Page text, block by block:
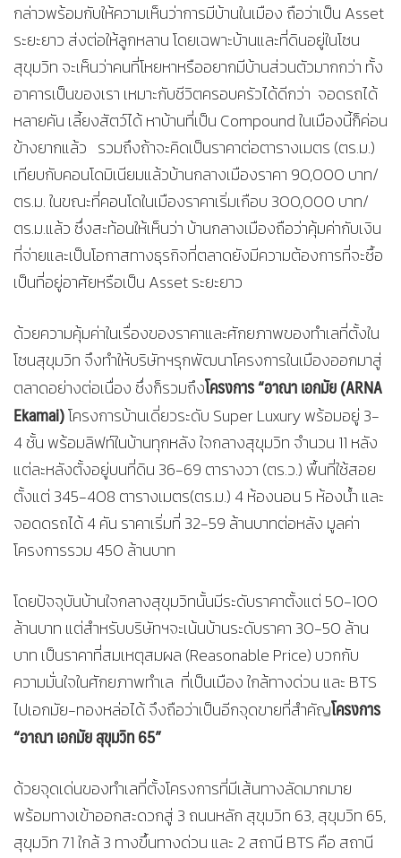
กล่าวพร้อมกับให้ความเห็นว่าการมีบ้านในเมือง ถือว่าเป็น Asset
ระยะยาว ส่งต่อให้ลูกหลาน โดยเฉพาะบ้านและที่ดินอยู่ในโซน
สุขุมวิท จะเห็นว่าคนที่โหยหาหรืออยากมีบ้านส่วนตัวมากกว่า ทั้ง
อาคารเป็นของเรา เหมาะกับชีวิตครอบครัวได้ดีกว่า จอดรถได้
หลายคัน เลี้ยงสัตว์ได้ หาบ้านที่เป็น Compound ในเมืองนี้ก็ค่อน
ข้างยากแล้ว รวมถึงถ้าจะคิดเป็นราคาต่อตารางเมตร (ตร.ม.)
เทียบกับคอนโดมิเนียมแล้วบ้านกลางเมืองราคา 90,000 บาท/
ตร.ม. ในขณะที่คอนโดในเมืองราคาเริ่มเกือบ 300,000 บาท/
ตร.ม.แล้ว ซึ่งสะท้อนให้เห็นว่า บ้านกลางเมืองถือว่าคุ้มค่ากับเงิน
ที่จ่ายและเป็นโอกาสทางธุรกิจที่ตลาดยังมีความต้องการที่จะซื้อ
เป็นที่อยู่อาศัยหรือเป็น Asset ระยะยาว
ด้วยความคุ้มค่าในเรื่องของราคาและศักยภาพของทำเลที่ตั้งใน
โซนสุขุมวิท จึงทำให้บริษัทฯรุกพัฒนาโครงการในเมืองออกมาสู่
ตลาดอย่างต่อเนื่อง ซึ่งก็รวมถึงโครงการ“อาณา เอกมัย (ARNA
Ekamai)โครงการบ้านเดี่ยวระดับ Super Luxury พร้อมอยู่ 3-
4 ชั้น พร้อมลิฟท์ในบ้านทุกหลัง ใจกลางสุขุมวิท จำนวน 11 หลัง
แต่ละหลังตั้งอยู่บนที่ดิน 36-69 ตารางวา (ตร.ว.) พื้นที่ใช้สอย
ตั้งแต่ 345-408 ตารางเมตร(ตร.ม.) 4 ห้องนอน 5 ห้องน้ำ และ
จอดดรถได้ 4 คัน ราคาเริ่มที่ 32-59 ล้านบาทต่อหลัง มูลค่า
โครงการรวม 450 ล้านบาท
โดยปัจจุบันบ้านใจกลางสุขุมวิทนั้นมีระดับราคาตั้งแต่ 50-100
ล้านบาท แต่สำหรับบริษัทฯจะเน้นบ้านระดับราคา 30-50 ล้าน
บาท เป็นราคาที่สมเหตุสมผล (Reasonable Price) บวกกับ
ความมั่นใจในศักยภาพทำเล ที่เป็นเมือง ใกล้ทางด่วน และ BTS
ไปเอกมัย-ทองหล่อได้ จึงถือว่าเป็นอีกจุดขายที่สำคัญโครงการ
“อาณา เอกมัย สุขุมวิท 65”
ด้วยจุดเด่นของทำเลที่ตั้งโครงการที่มีเส้นทางลัดมากมาย
พร้อมทางเข้าออกสะดวกสู่ 3 ถนนหลัก สุขุมวิท 63, สุขุมวิท 65,
สุขุมวิท 71 ใกล้ 3 ทางขึ้นทางด่วน และ 2 สถานี BTS คือ สถานี